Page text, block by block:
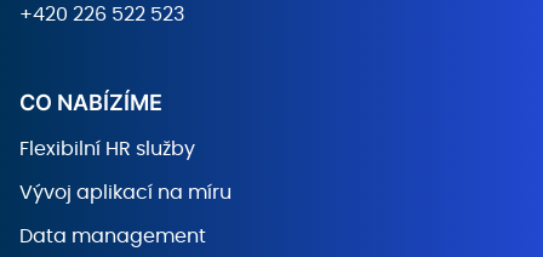
+420 226 522 523
CO NABÍZÍME
Flexibilní HR služby
Vývoj aplikací na míru
Data management